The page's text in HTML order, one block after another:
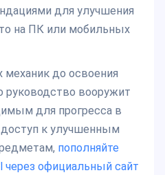
для улучшения
на ПК или мобильных
до освоения
руководство вооружит
для прогресса в
к улучшенным
пополняйте
через официальный сайт